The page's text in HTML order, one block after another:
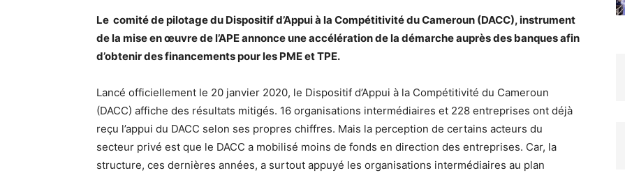
Le comité de pilotage du Dispositif d’Appui à la Compétitivité du Cameroun (DACC), instrument
de la mise en œuvre de l’APE annonce une accélération de la démarche auprès des banques afin
d’obtenir des financements pour les PME et TPE.
Lancé officiellement le 20 janvier 2020, le Dispositif d’Appui à la Compétitivité du Cameroun
(DACC) affiche des résultats mitigés. 16 organisations intermédiaires et 228 entreprises ont déjà
reçu l’appui du DACC selon ses propres chiffres. Mais la perception de certains acteurs du
secteur privé est que le DACC a mobilisé moins de fonds en direction des entreprises. Car, la
structure, ces dernières années, a surtout appuyé les organisations intermédiaires au plan